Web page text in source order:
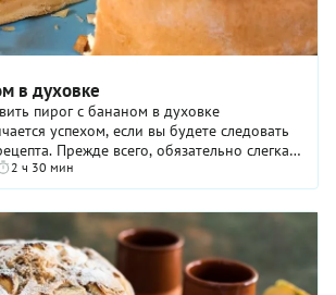
в духовке
пирог с бананом в духовке
успехом, если вы будете следовать
Прежде всего, обязательно слегка
тесто в духовке, иначе ...
2 ч 30 мин